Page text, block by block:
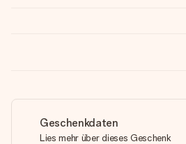
Geschenkdaten
Lies mehr über dieses Geschenk